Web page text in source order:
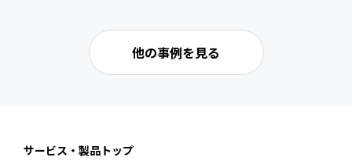
他の事例を見る
サービス・製品トップ